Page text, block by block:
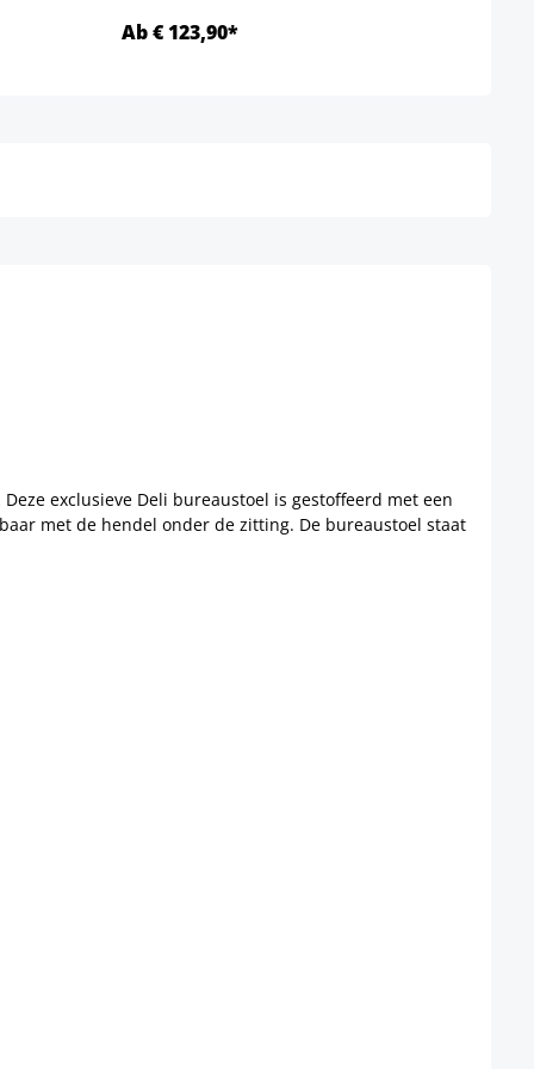
Ab € 123,90*
exclusieve Deli bureaustoel is gestoffeerd met een
met de hendel onder de zitting. De bureaustoel staat